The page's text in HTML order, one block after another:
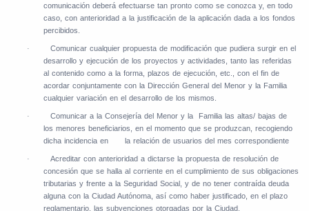
comunicación deberá efectuarse tan pronto como se conozca y, en todo
caso, con anterioridad a la justificación de la aplicación dada a los fondos
percibidos.
·
Comunicar cualquier propuesta de modificación que pudiera surgir en el
desarrollo y ejecución de los proyectos y actividades, tanto las referidas
al contenido como a la forma, plazos de ejecución, etc., con el fin de
acordar conjuntamente con la Dirección General del Menor y la Familia
cualquier variación en el desarrollo de los mismos.
· Comunicar a la Consejería del Menor y la
Familia las altas/ bajas de
los menores beneficiarios, en el momento que se produzcan, recogiendo
dicha incidencia en
la relación de usuarios del mes correspondiente
·
Acreditar con anterioridad a dictarse la propuesta de resolución de
concesión que se halla al corriente en el cumplimiento de sus obligaciones
tributarias y frente a la Seguridad Social, y de no tener contraída deuda
alguna con la Ciudad Autónoma, así como haber justificado, en el plazo
reglamentario, las subvenciones otorgadas por la Ciudad.